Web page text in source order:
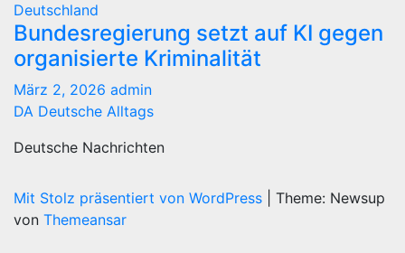
Deutschland
Bundesregierung setzt auf KI gegen
organisierte Kriminalität
März 2, 2026 admin
DA Deutsche Alltags
Deutsche Nachrichten
Mit Stolz präsentiert von WordPress
Theme: Newsup
von Themeansar